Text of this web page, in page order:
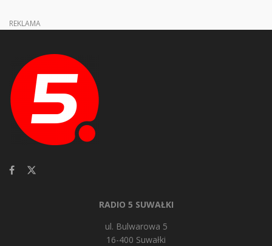
REKLAMA
RADIO 5 SUWAŁKI
ul. Bulwarowa 5
16-400 Suwałki